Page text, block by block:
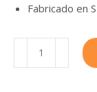
Fabricado en
KAB502-